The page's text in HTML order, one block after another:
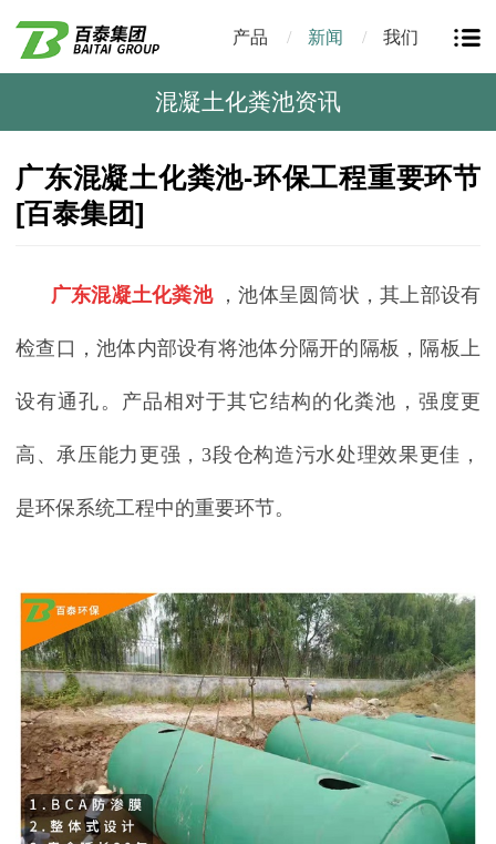
产品 新闻 我们
混凝土化粪池资讯
广东混凝土化粪池-环保工程重要环节
[百泰集团]
广东混凝土化粪池 ，池体呈圆筒状，其上部设有
检查口，池体内部设有将池体分隔开的隔板，隔板上
设有通孔。产品相对于其它结构的化粪池，强度更
高、承压能力更强， 3段仓构造污水处理效果更佳，
是环保系统工程中的重要环节。